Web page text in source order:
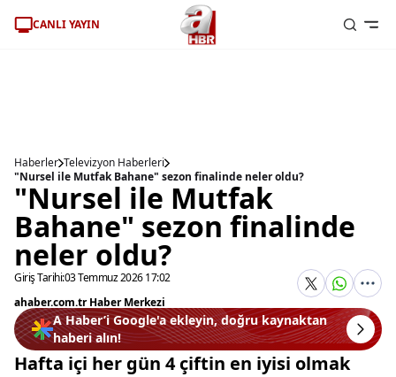
CANLI YAYIN
Haberler Televizyon Haberleri
"Nursel ile Mutfak Bahane" sezon finalinde neler oldu?
"Nursel ile Mutfak
Bahane" sezon finalinde
neler oldu?
Giriş Tarihi:03 Temmuz 2026 17:02
ahaber.com.tr Haber Merkezi
A Haber’i Google'a ekleyin, doğru kaynaktan
haberi alın!
Hafta içi her gün 4 çiftin en iyisi olmak